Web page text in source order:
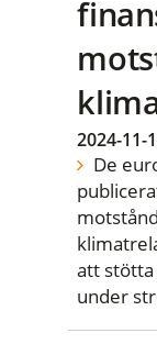
2024-11-
De
att
under